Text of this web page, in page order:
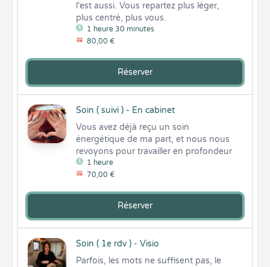
1 heure 30 minutes
80,00 €
l'est aussi. Vous repartez plus léger,
plus centré, plus vous.
Réserver
Soin ( suivi ) - En cabinet
1 heure
70,00 €
Vous avez déjà reçu un soin
énergétique de ma part, et nous nous
revoyons pour travailler en profondeur
Réserver
Soin ( 1e rdv ) - Visio
Parfois, les mots ne suffisent pas, le